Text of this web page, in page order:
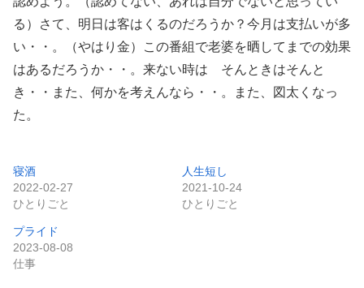
る）さて、明日は客はくるのだろうか？今月は支払いが多
い・・。（やはり金）この番組で老婆を晒してまでの効果
はあるだろうか・・。来ない時は そんときはそんと
き・・また、何かを考えんなら・・。また、図太くなっ
た。
寝酒
2022-02-27
ひとりごと
人生短し
2021-10-24
ひとりごと
プライド
2023-08-08
仕事